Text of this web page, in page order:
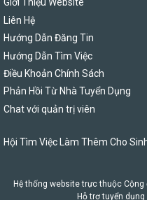
Giới Thiệu Website
Liên Hệ
Hướng Dẫn Đăng Tin
Hướng Dẫn Tìm Việc
Điều Khoản Chính Sách
Phản Hồi Từ Nhà Tuyển Dụng
Chat với quản trị viên
Hội Tìm Việc Làm Thêm Cho
Hệ thống website trực thuộc
Hỗ trợ tuyển dụng